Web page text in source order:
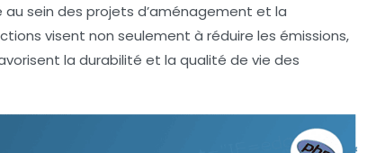
au sein des projets d’aménagement et la
visent non seulement à réduire les émissions,
la durabilité et la qualité de vie des